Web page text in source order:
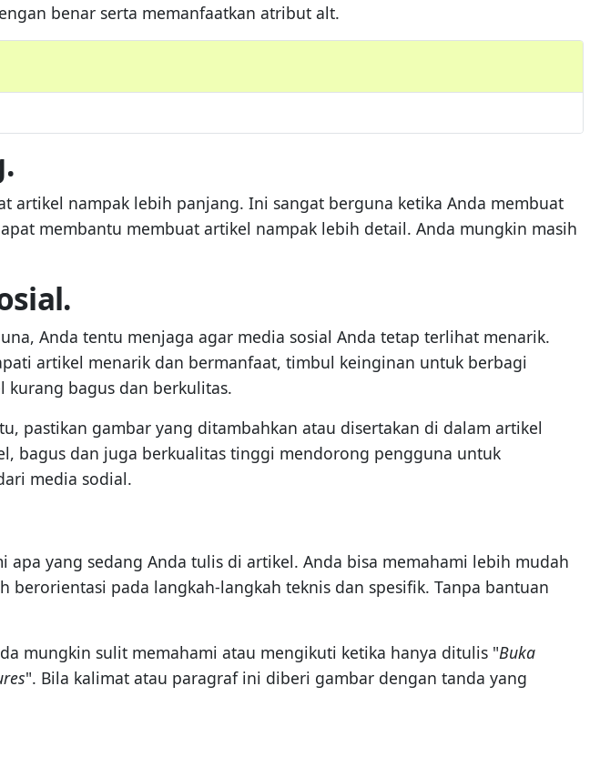
benar serta memanfaatkan atribut alt.
artikel nampak lebih panjang. Ini sangat berguna ketika Anda membuat
membantu membuat artikel nampak lebih detail. Anda mungkin masih
Anda tentu menjaga agar media sosial Anda tetap terlihat menarik.
artikel menarik dan bermanfaat, timbul keinginan untuk berbagi
kurang bagus dan berkulitas.
pastikan gambar yang ditambahkan atau disertakan di dalam artikel
bagus dan juga berkualitas tinggi mendorong pengguna untuk
media sodial.
yang sedang Anda tulis di artikel. Anda bisa memahami lebih mudah
pada langkah-langkah teknis dan spesifik. Tanpa bantuan
mungkin sulit memahami atau mengikuti ketika hanya ditulis "Buka
". Bila kalimat atau paragraf ini diberi gambar dengan tanda yang